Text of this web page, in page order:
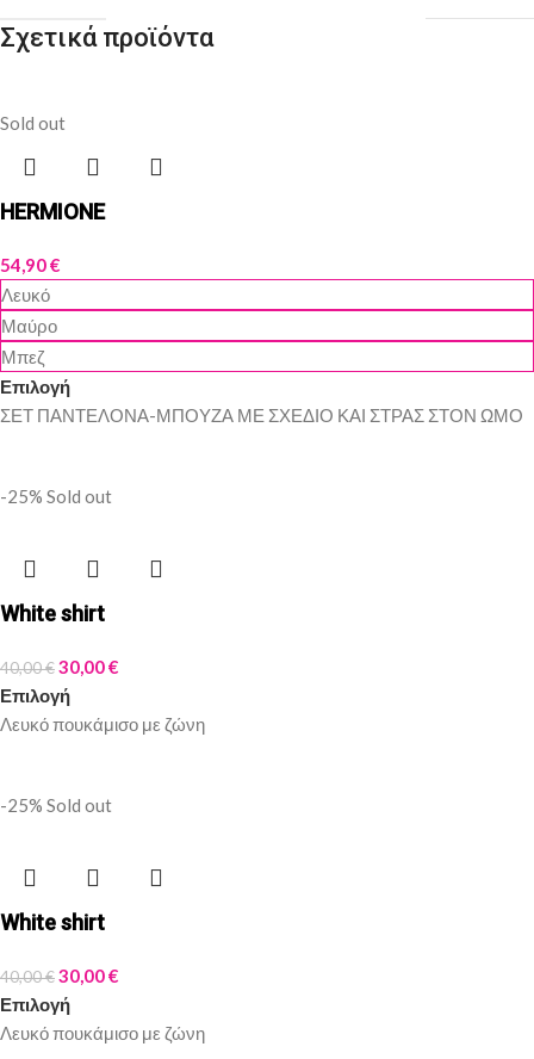
Σχετικά προϊόντα
Sold out
HERMIONE
54,90€
Λευκό
Μαύρο
Μπεζ
Επιλογή
ΣΕΤ ΠΑΝΤΕΛΟΝΑ-ΜΠΟΥΖΑ ΜΕ ΣΧΕΔΙΟ ΚΑΙ ΣΤΡΑΣ ΣΤΟΝ ΩΜΟ
-25% Sold out
White shirt
40,00€30,00€
Επιλογή
Λευκό πουκάμισο με ζώνη
-25% Sold out
White shirt
40,00€30,00€
Επιλογή
Λευκό πουκάμισο με ζώνη